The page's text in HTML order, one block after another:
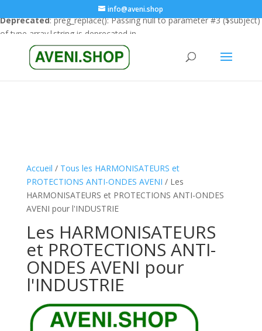
Deprecated: preg_replace(): Passing null to parameter #3 ($subject)
of type array|string is deprecated in
/home/clients/18a3e26666cfbf23e8732e4990151eba/sites/
content/plugins/wordfence/vendor/wordfence/wf-
info@aveni.shop
Accueil / Tous les HARMONISATEURS et
PROTECTIONS ANTI-ONDES AVENI / Les
HARMONISATEURS et PROTECTIONS ANTI-ONDES
AVENI pour l'INDUSTRIE
Les HARMONISATEURS
et PROTECTIONS ANTI-
ONDES AVENI pour
l'INDUSTRIE